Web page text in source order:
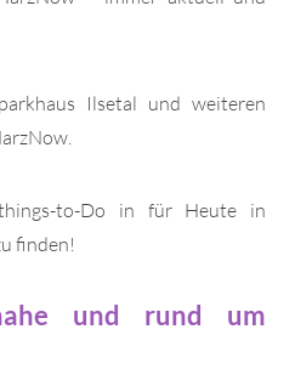
Ilsetal und weiteren
to-Do in für Heute in
finden!
und rund um